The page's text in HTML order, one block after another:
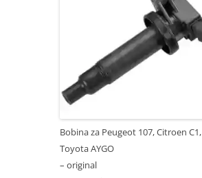
Bobina za Peugeot 107, Citroen C1,
Toyota AYGO
– original